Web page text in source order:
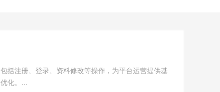
括注册、登录、资料修改等操作，为平台运营提供基
化。...